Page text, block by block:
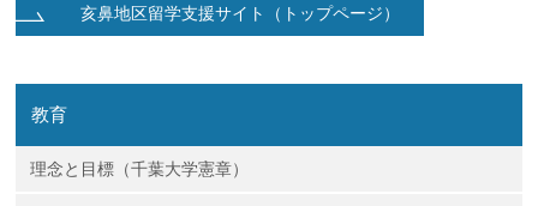
亥鼻地区留学支援サイト（トップページ）
教育
理念と目標（千葉大学憲章）